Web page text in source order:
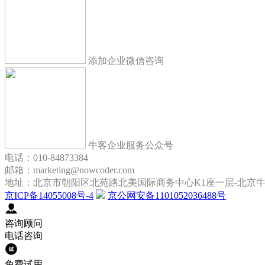
添加企业微信咨询
牛客企业服务公众号
电话：010-84873384
邮箱：marketing@nowcoder.com
地址：北京市朝阳区北苑路北美国际商务中心K1座一层-北京
京ICP备14055008号-4
京公网安备1101052036488号
咨询顾问
电话咨询